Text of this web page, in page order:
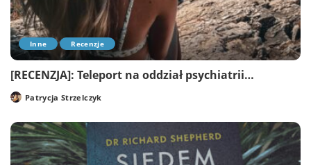
Inne Recenzje
[RECENZJA]: Teleport na oddział psychiatrii…
PostedPatrycja Strzelczyk